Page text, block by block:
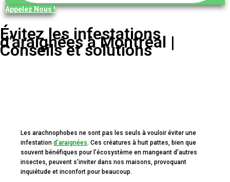
Appelez Nous !
Évitez les infestations
d’araignées à Montréal |
Conseils et solutions
Les arachnophobes ne sont pas les seuls à vouloir éviter une
infestation d’araignées. Ces créatures à huit pattes, bien que
souvent bénéfiques pour l’écosystème en mangeant d’autres
insectes, peuvent s’inviter dans nos maisons, provoquant
inquiétude et inconfort pour beaucoup.